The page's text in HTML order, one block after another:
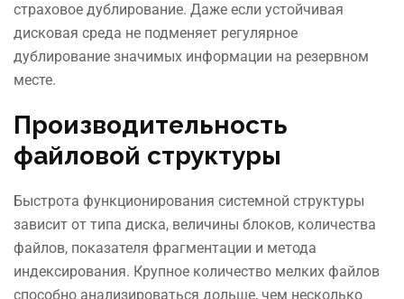
страховое дублирование. Даже если устойчивая
дисковая среда не подменяет регулярное
дублирование значимых информации на резервном
месте.
Производительность
файловой структуры
Быстрота функционирования системной структуры
зависит от типа диска, величины блоков, количества
файлов, показателя фрагментации и метода
индексирования. Крупное количество мелких файлов
способно анализироваться дольше, чем несколько